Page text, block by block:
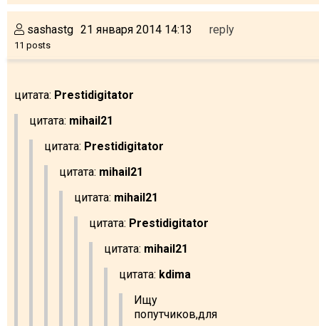
sashastg
11 posts
21 января 2014 14:13 reply
цитата: Prestidigitator
цитата: mihail21
цитата: Prestidigitator
цитата: mihail21
цитата: mihail21
цитата: Prestidigitator
цитата: mihail21
цитата: kdima
Ищу
попутчиков,для